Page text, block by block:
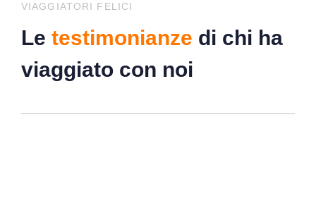
VIAGGIATORI FELICI
Le testimonianze di chi ha
viaggiato con noi